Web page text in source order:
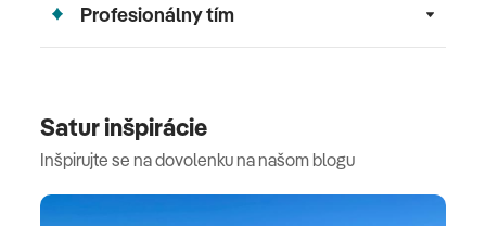
Profesionálny tím
Satur inšpirácie
Inšpirujte se na dovolenku na našom blogu